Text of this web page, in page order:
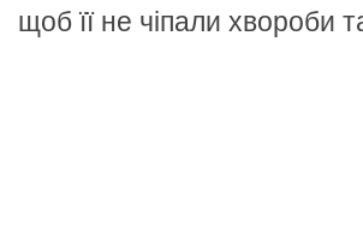
щоб її не чіпали хвороби